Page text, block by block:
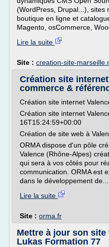
(WordPress, Drupal...), sites
boutique en ligne et
Magento, osCommerce,
Lire la suite
Site : creation-site-
Création site
commerce &
Création site internet
Création site internet
16T15:24:59+00:00
Création de site web à
ORMA dispose d'un pôle
Valence (Rhône-Alpes)
qui sera à vos côtés pour
communication. ORMA est
dans le développement de...
Lire la suite
Site : orma.fr
Mettre à jour son
Lukas Formation 77